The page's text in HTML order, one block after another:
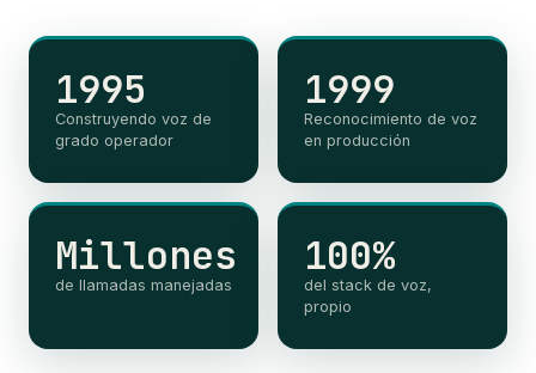
1995
Construyendo voz de
grado operador
1999
Reconocimiento de voz
en producción
Millones
de llamadas manejadas
100%
del stack de voz,
propio